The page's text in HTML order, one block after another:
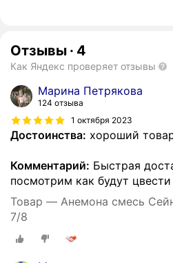
Отзывы · 4
Как Яндекс проверяет отзывы
Марина Петрякова
124 отзыва
1 октября 2023
Достоинства: хороший
Комментарий: Быстрая
посмотрим как будут цвести
Товар — Анемона смесь
7/8